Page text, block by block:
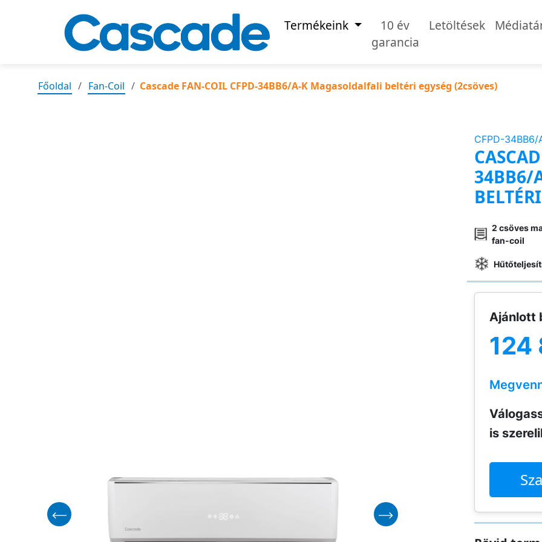
Termékeink
10 év
garancia
Letöltések
Főoldal Fan-Coil Cascade FAN-COIL CFPD-34BB6/A-K Magasoldalfali beltéri egység (2csöves)
CFPD-34BB6/
34BB6/
2 csöves
fan-coil
Ajánlott
124
is